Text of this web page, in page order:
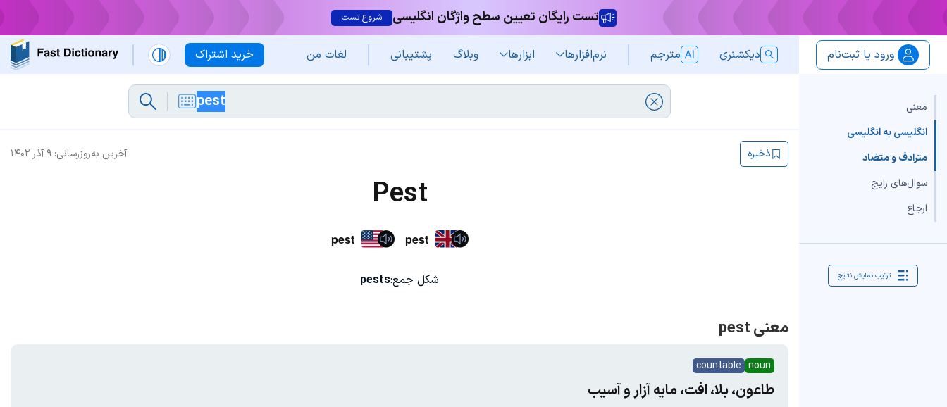
تست رایگان تعیین سطح واژگان انگلیسی شروع تست
خرید اشتراک ورود یا ثبت‌نام دیکشنری مترجم نرم‌افزار‌ها ابزارها وبلاگ پشتیبانی لغات من
معنی
انگلیسی به انگلیسی
مترادف و متضاد
سوال‌های رایج
ارجاع
ترتیب نمایش نتایج
آخرین به‌روزرسانی: ۹ آذر ۱۴۰۲ ذخیره
Pest
pest pest
شکل جمع:pests
معنی pest
noun
countable
طاعون، بلا، افت، مایه آزار و آسیب